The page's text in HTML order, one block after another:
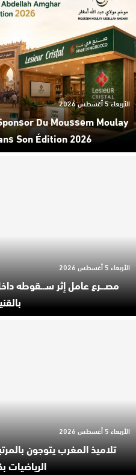
Du Moussem Moulay
Son Édition 2026
الأربعاء 5 أغسطس 2026
مصـ.ـرع عامل إثر سـ.ـقوطه
الأربعاء 5 أغسطس 2026
تلاميذ المغرب يتوجون
الرياضيات
الأربعاء 5 أغسطس 2026